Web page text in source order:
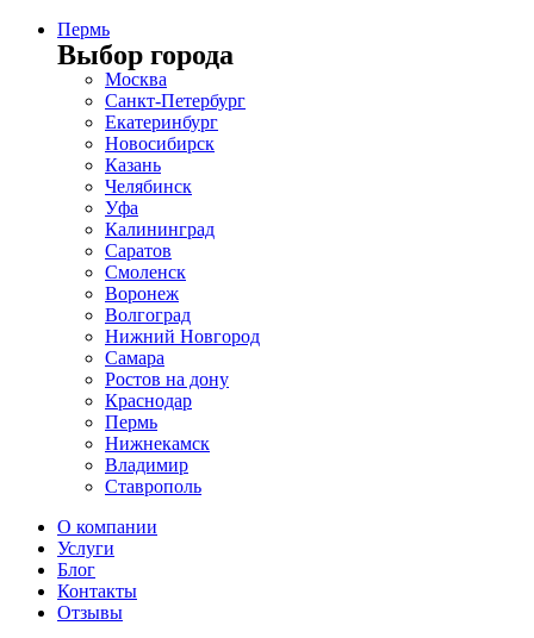
Пермь
Выбор города
Москва
Санкт-Петербург
Екатеринбург
Новосибирск
Казань
Челябинск
Уфа
Калининград
Саратов
Смоленск
Воронеж
Волгоград
Нижний Новгород
Самара
Ростов на дону
Краснодар
Пермь
Нижнекамск
Владимир
Ставрополь
О компании
Услуги
Блог
Контакты
Отзывы